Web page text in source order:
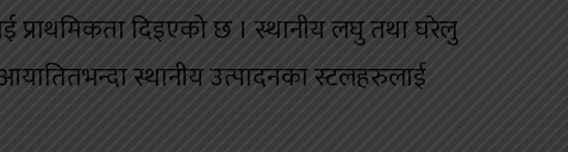
प्राथमिकता दिइएको छ । स्थानीय लघु तथा घरेलु
स्थानीय उत्पादनका स्टलहरुलाई